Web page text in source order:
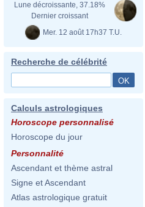
Lune décroissante, 37.18%
Dernier croissant
Mer. 12 août 17h37 T.U.
Recherche de célébrité
Calculs astrologiques
Horoscope personnalisé
Horoscope du jour
Personnalité
Ascendant et thème astral
Signe et Ascendant
Atlas astrologique gratuit